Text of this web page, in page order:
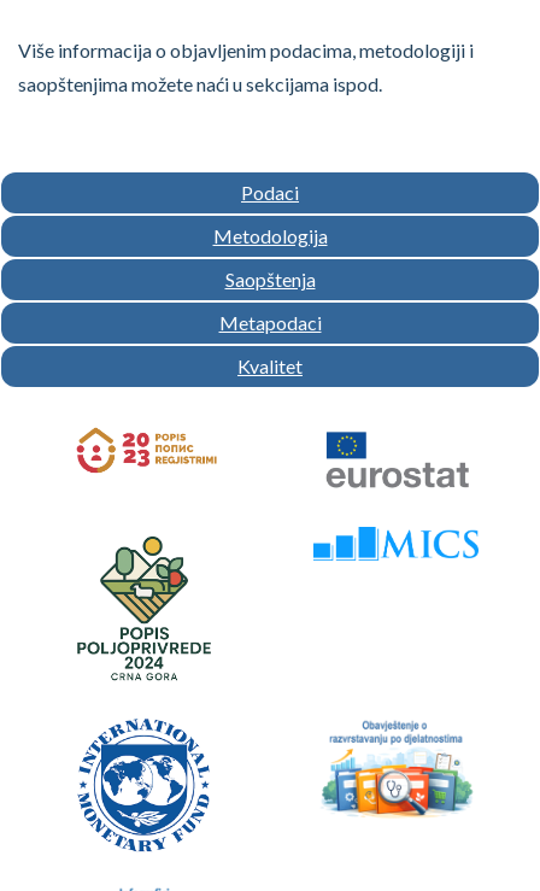
Više informacija o objavljenim podacima, metodologiji i
saopštenjima možete naći u sekcijama ispod.
Podaci
Metodologija
Saopštenja
Metapodaci
Kvalitet